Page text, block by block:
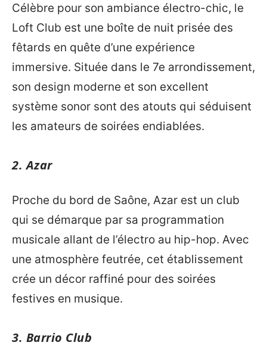
Célèbre pour son ambiance électro-chic, le
Loft Club est une boîte de nuit prisée des
fêtards en quête d’une expérience
immersive. Située dans le 7e arrondissement,
son design moderne et son excellent
système sonor sont des atouts qui séduisent
les amateurs de soirées endiablées.
2. Azar
Proche du bord de Saône, Azar est un club
qui se démarque par sa programmation
musicale allant de l’électro au hip-hop. Avec
une atmosphère feutrée, cet établissement
crée un décor raffiné pour des soirées
festives en musique.
3. Barrio Club